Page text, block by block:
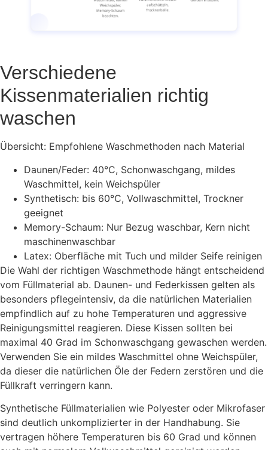
Verschiedene
Kissenmaterialien richtig
waschen
Übersicht: Empfohlene Waschmethoden nach Material
Daunen/Feder: 40°C, Schonwaschgang, mildes
Waschmittel, kein Weichspüler
Synthetisch: bis 60°C, Vollwaschmittel, Trockner
geeignet
Memory-Schaum: Nur Bezug waschbar, Kern nicht
maschinenwaschbar
Latex: Oberfläche mit Tuch und milder Seife reinigen
Die Wahl der richtigen Waschmethode hängt entscheidend
vom Füllmaterial ab. Daunen- und Federkissen gelten als
besonders pflegeintensiv, da die natürlichen Materialien
empfindlich auf zu hohe Temperaturen und aggressive
Reinigungsmittel reagieren. Diese Kissen sollten bei
maximal 40 Grad im Schonwaschgang gewaschen werden.
Verwenden Sie ein mildes Waschmittel ohne Weichspüler,
da dieser die natürlichen Öle der Federn zerstören und die
Füllkraft verringern kann.
Synthetische Füllmaterialien wie Polyester oder Mikrofaser
sind deutlich unkomplizierter in der Handhabung. Sie
vertragen höhere Temperaturen bis 60 Grad und können